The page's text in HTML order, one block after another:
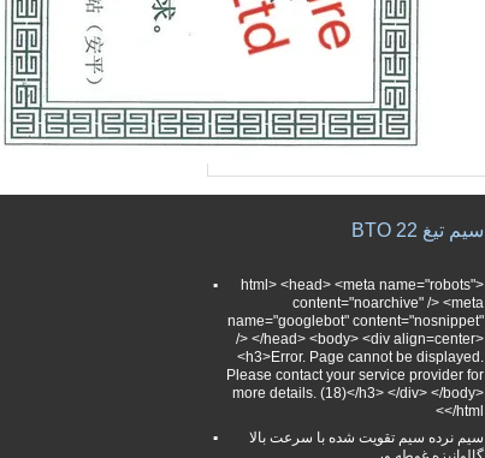
سیم تیغ BTO 22
<html> <head> <meta name="robots"
content="noarchive" /> <meta
name="googlebot" content="nosnippet"
/> </head> <body> <div align=center>
<h3>Error. Page cannot be displayed.
Please contact your service provider for
more details. (18)</h3> </div> </body>
</html>
سیم نرده سیم تقویت شده با سرعت بالا